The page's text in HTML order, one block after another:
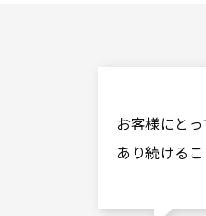
ご質問等ありましたら下
お客様にと
あり続けるこ